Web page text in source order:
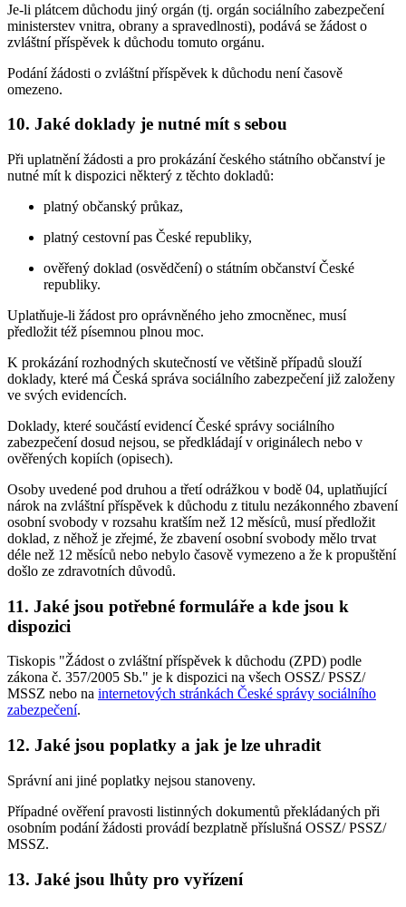
Je-li plátcem důchodu jiný orgán (tj. orgán sociálního zabezpečení
ministerstev vnitra, obrany a spravedlnosti), podává se žádost o
zvláštní příspěvek k důchodu tomuto orgánu.
Podání žádosti o zvláštní příspěvek k důchodu není časově
omezeno.
10. Jaké doklady je nutné mít s sebou
Při uplatnění žádosti a pro prokázání českého státního občanství je
nutné mít k dispozici některý z těchto dokladů:
platný občanský průkaz,
platný cestovní pas České republiky,
ověřený doklad (osvědčení) o státním občanství České
republiky.
Uplatňuje-li žádost pro oprávněného jeho zmocněnec, musí
předložit též písemnou plnou moc.
K prokázání rozhodných skutečností ve většině případů slouží
doklady, které má Česká správa sociálního zabezpečení již založeny
ve svých evidencích.
Doklady, které součástí evidencí České správy sociálního
zabezpečení dosud nejsou, se předkládají v originálech nebo v
ověřených kopiích (opisech).
Osoby uvedené pod druhou a třetí odrážkou v bodě 04, uplatňující
nárok na zvláštní příspěvek k důchodu z titulu nezákonného zbavení
osobní svobody v rozsahu kratším než 12 měsíců, musí předložit
doklad, z něhož je zřejmé, že zbavení osobní svobody mělo trvat
déle než 12 měsíců nebo nebylo časově vymezeno a že k propuštění
došlo ze zdravotních důvodů.
11. Jaké jsou potřebné formuláře a kde jsou k
dispozici
Tiskopis "Žádost o zvláštní příspěvek k důchodu (ZPD) podle
zákona č. 357/2005 Sb." je k dispozici na všech OSSZ/ PSSZ/
MSSZ nebo na internetových stránkách České správy sociálního
zabezpečení.
12. Jaké jsou poplatky a jak je lze uhradit
Správní ani jiné poplatky nejsou stanoveny.
Případné ověření pravosti listinných dokumentů překládaných při
osobním podání žádosti provádí bezplatně příslušná OSSZ/ PSSZ/
MSSZ.
13. Jaké jsou lhůty pro vyřízení